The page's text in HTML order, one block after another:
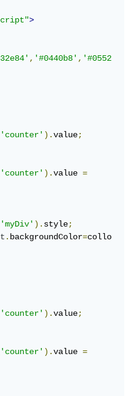
>
,'#0440b8','#0552
'counter').value;
'counter').value =
'myDiv').style;
.backgroundColor=collo
'counter').value;
'counter').value =